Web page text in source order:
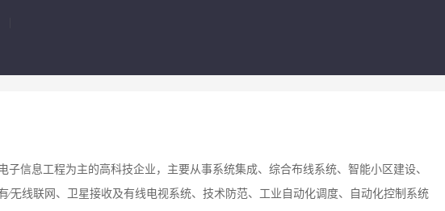
子信息工程为主的高科技企业，主要从事系统集成、综合布线系统、智能小区建设、
∕无线联网、卫星接收及有线电视系统、技术防范、工业自动化调度、自动化控制系统